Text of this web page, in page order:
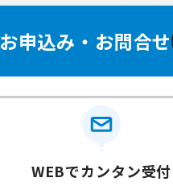
お申込み・お問合せ
WEBでカンタン受付